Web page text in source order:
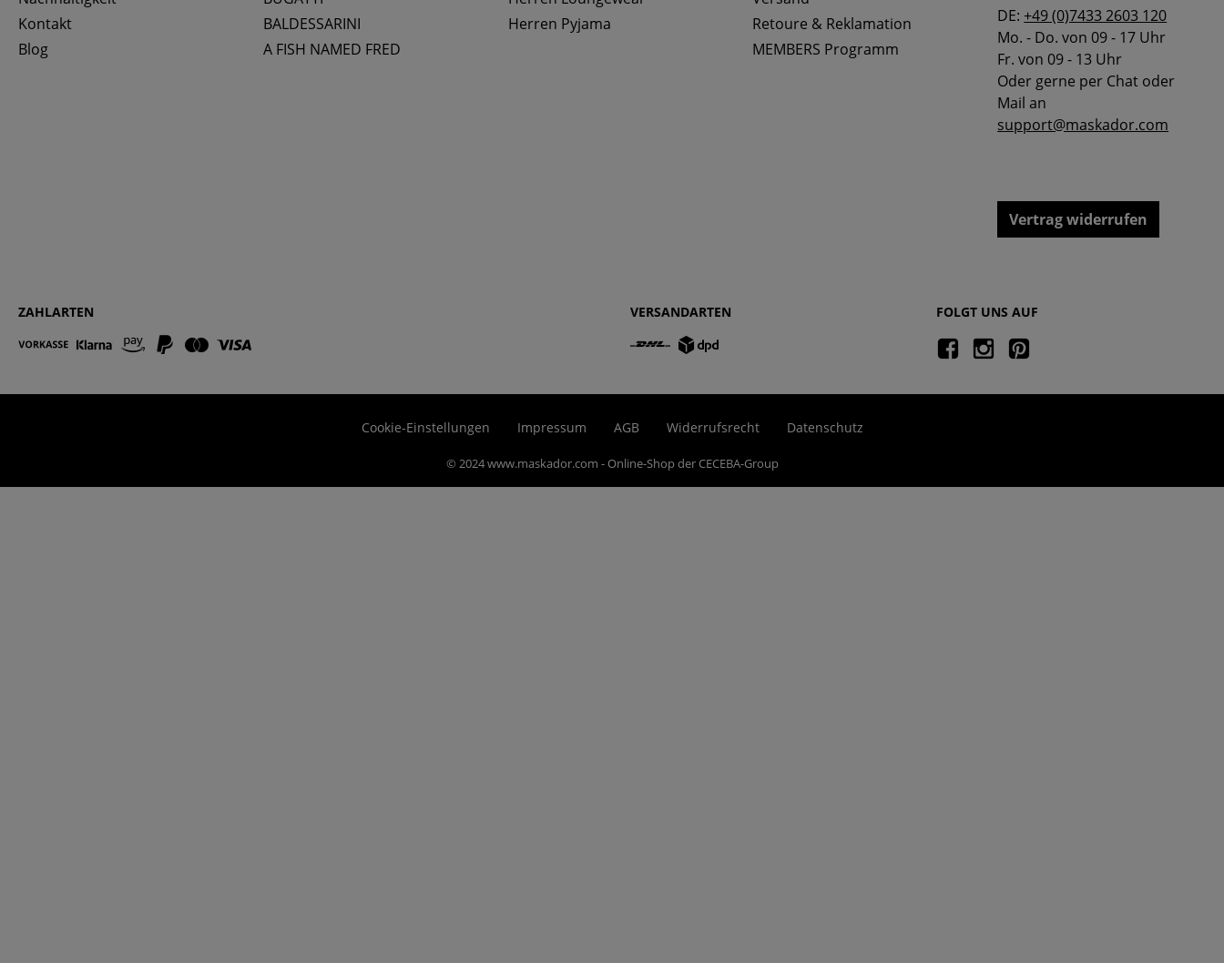
Kontakt
Blog
BALDESSARINI
A FISH NAMED FRED
Herren Pyjama
Retoure & Reklamation
MEMBERS Programm
DE:+49 (0)7433 2603 120
Mo. - Do. von 09 - 17 Uhr
Fr. von 09 - 13 Uhr
Oder gerne per Chat oder
Mail an
support@maskador.com
Vertrag widerrufen
ZAHLARTEN VERSANDARTEN FOLGT UNS AUF
Cookie-Einstellungen Impressum AGB Widerrufsrecht Datenschutz
© 2024 www.maskador.com - Online-Shop der CECEBA-Group